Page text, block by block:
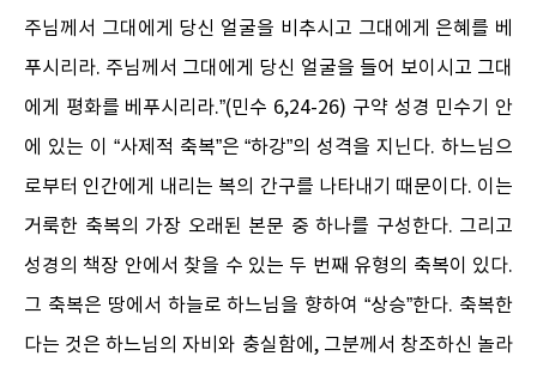
주님께서 그대에게 당신 얼굴을 비추시고 그대에게 은혜를 베
푸시리라. 주님께서 그대에게 당신 얼굴을 들어 보이시고 그대
에게 평화를 베푸시리라.”(민수 6,24-26) 구약 성경 민수기 안
에 있는 이 “사제적 축복”은 “하강”의 성격을 지닌다. 하느님으
로부터 인간에게 내리는 복의 간구를 나타내기 때문이다. 이는
거룩한 축복의 가장 오래된 본문 중 하나를 구성한다. 그리고
성경의 책장 안에서 찾을 수 있는 두 번째 유형의 축복이 있다.
그 축복은 땅에서 하늘로 하느님을 향하여 “상승”한다. 축복한
다는 것은 하느님의 자비와 충실함에, 그분께서 창조하신 놀라